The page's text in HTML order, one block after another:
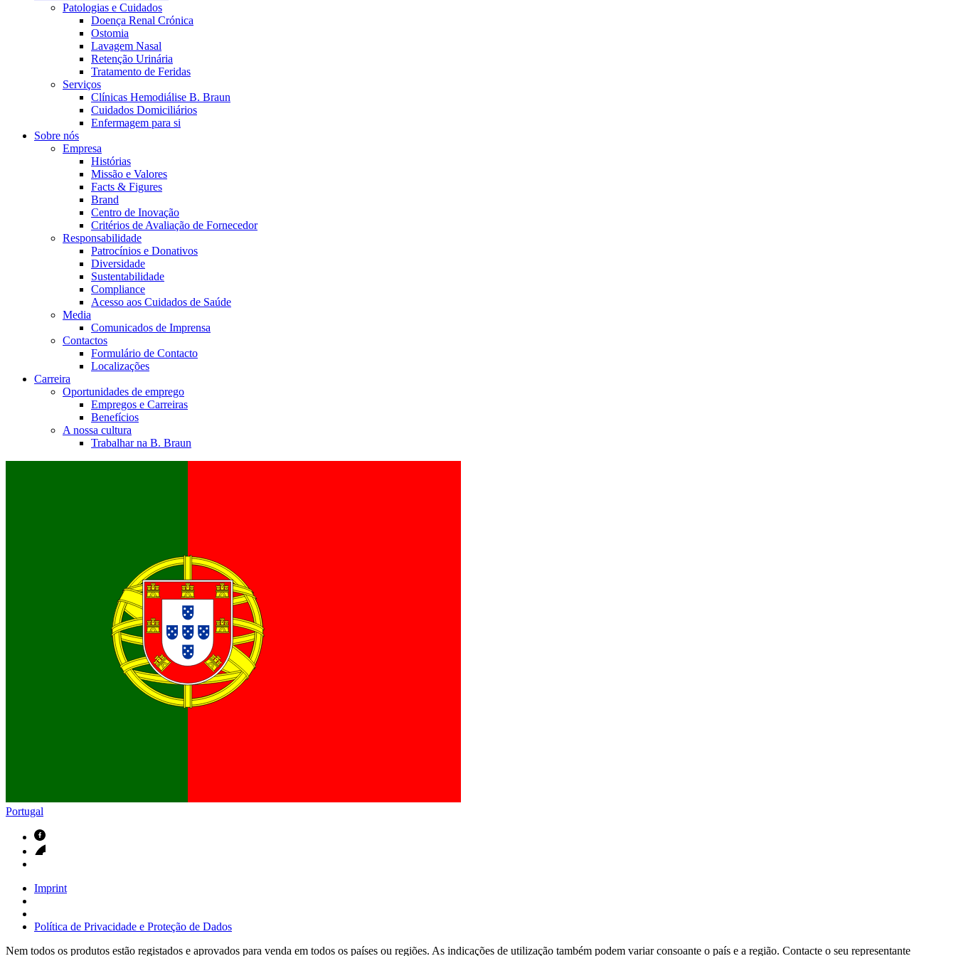
Catálogo de Produtos
Encontre o produto que procura. Visite o catálogo de produtos da B. Braun com o nosso portfólio completo.
Centro de Inovação
Vamos impulsionar juntos a inovação na tecnologia médica. Saiba mais sobre o nosso centro de inovação e apresente a sua ideia.
Em diálogo com a B. Braun. Entre em contacto connosco
Patologias e Cuidados
Doença Renal Crónica
Ostomia
Lavagem Nasal
Retenção Urinária
Tratamento de Feridas
Serviços
Clínicas Hemodiálise B. Braun
Cuidados Domiciliários
Enfermagem para si
Sobre nós
Empresa
Histórias
Missão e Valores
Facts & Figures
Brand
Centro de Inovação
Critérios de Avaliação de Fornecedor
Responsabilidade
Patrocínios e Donativos
Diversidade
Sustentabilidade
Compliance
Acesso aos Cuidados de Saúde
Media
Comunicados de Imprensa
Contactos
Formulário de Contacto
Localizações
Carreira
Oportunidades de emprego
Empregos e Carreiras
Benefícios
A nossa cultura
Trabalhar na B. Braun
Portugal
Imprint
Política de Privacidade e Proteção de Dados
Nem todos os produtos estão registados e aprovados para venda em todos os países ou regiões. As indicações de utilização também podem variar consoante o país e a região. Contacte o seu representante